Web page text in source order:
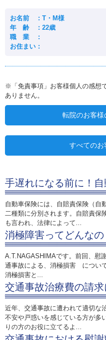
お名前 ：T・M様
年 齢 ：22歳
職 業 ：
お住まい：
※「免責事項」お客様個人の感想
ありません。
転院のお客様
すべてのお
手遅れになる前に！
自動車保険には、自賠責保険（自
二種類に分別されます。自賠責保
も言われ、法律によって...
消極障害ってどんなの
A.T.NAGASHIMAです。前回、慰
通事故による、消極損害 につい
消極損害と...
交通事故治療費の請求
近年、交通事故に遭われて適切な
不安や戸惑いを感じている方が多
りの方のお役に立てるよ...